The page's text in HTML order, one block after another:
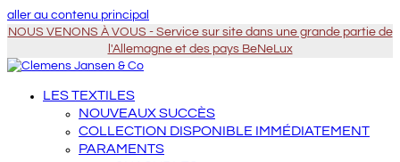
aller au contenu principal
NOUS VENONS À VOUS - Service sur site dans une grande partie de
l'Allemagne et des pays BeNeLux
LES TEXTILES
NOUVEAUX SUCCÈS
COLLECTION DISPONIBLE IMMÉDIATEMENT
PARAMENTS